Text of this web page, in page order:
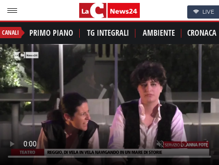
LIVE
CANALI PRIMO PIANO TG INTEGRALI AMBIENTE CRONACA